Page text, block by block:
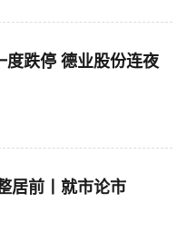
度跌停 德业股份连夜
居前丨就市论市